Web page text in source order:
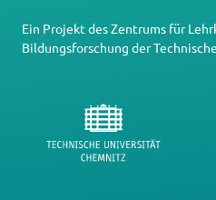
Ein Projekt desZentrums für
Bildungsforschung der